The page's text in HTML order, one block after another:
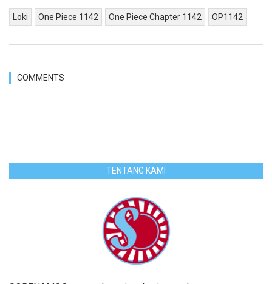
Loki One Piece 1142 One Piece Chapter 1142 OP1142
COMMENTS
TENTANG KAMI